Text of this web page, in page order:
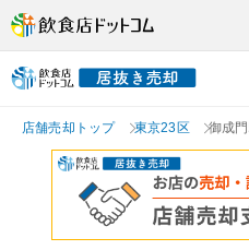
店舗売却トップ 東京23区 御成